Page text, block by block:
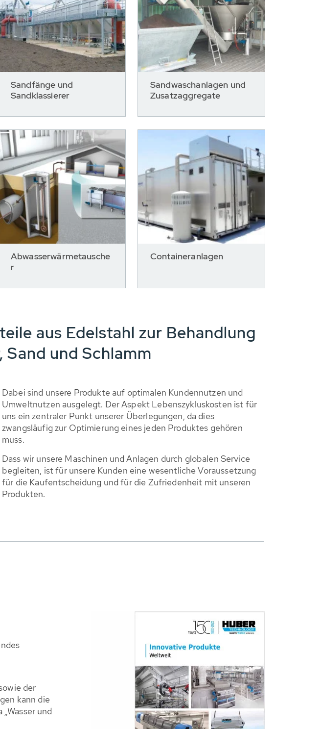
Sandfänge und
Sandklassierer
Sandwaschanlagen und
Zusatzaggregate
Abwasserwärmetausche
r
Containeranlagen
aus Edelstahl zur Behandlung
Sand und Schlamm
Dabei sind unsere Produkte auf optimalen Kundennutzen und
Umweltnutzen ausgelegt. Der Aspekt Lebenszykluskosten ist für
uns ein zentraler Punkt unserer Überlegungen, da dies
zwangsläufig zur Optimierung eines jeden Produktes gehören
muss.
Dass wir unsere Maschinen und Anlagen durch globalen Service
begleiten, ist für unsere Kunden eine wesentliche Voraussetzung
für die Kaufentscheidung und für die Zufriedenheit mit unseren
Produkten.
der
kann die
und